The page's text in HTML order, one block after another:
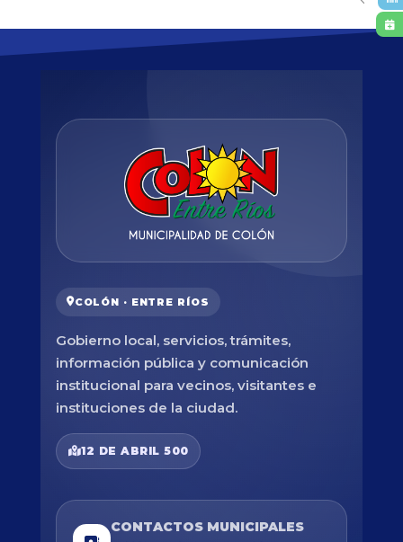
COLÓN · ENTRE RÍOS
Gobierno local, servicios, trámites,
información pública y comunicación
institucional para vecinos, visitantes e
instituciones de la ciudad.
12 DE ABRIL 500
CONTACTOS MUNICIPALES